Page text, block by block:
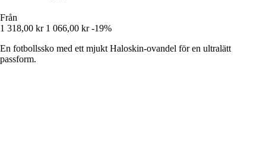
Från
1 318,00 kr 1 066,00 kr -19%
En fotbollssko med ett mjukt Haloskin-ovandel för en ultralätt
passform.